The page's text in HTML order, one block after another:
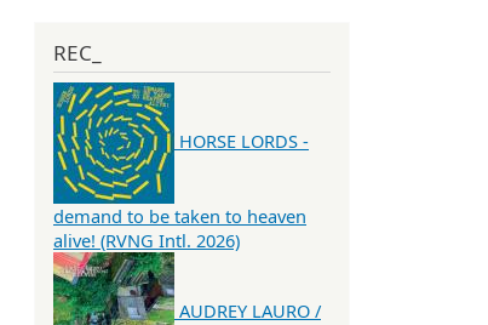
REC_
HORSE LORDS -
demand to be taken to heaven
alive! (RVNG Intl. 2026)
AUDREY LAURO /